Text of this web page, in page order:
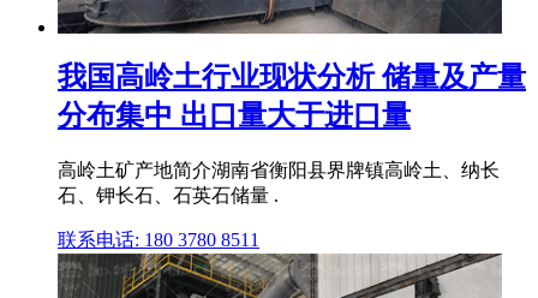
我国高岭土行业现状分析 储量及产量
分布集中 出口量大于进口量
高岭土矿产地简介湖南省衡阳县界牌镇高岭土、纳长
石、钾长石、石英石储量 .
联系电话: 180 3780 8511